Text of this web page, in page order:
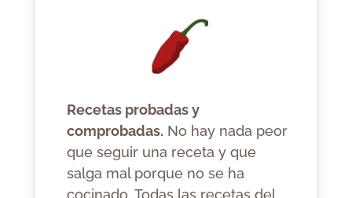
Recetas probadas y
comprobadas. No hay nada peor
que seguir una receta y que
salga mal porque no se ha
cocinado. Todas las recetas del